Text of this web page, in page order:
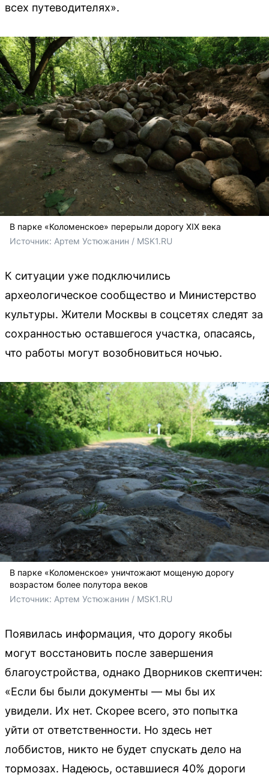
всех путеводителях».
В парке «Коломенское» перерыли дорогу XIX века
Источник: Артем Устюжанин / MSK1.RU
К ситуации уже подключились
археологическое сообщество и Министерство
культуры. Жители Москвы в соцсетях следят за
сохранностью оставшегося участка, опасаясь,
что работы могут возобновиться ночью.
В парке «Коломенское» уничтожают мощеную дорогу
возрастом более полутора веков
Источник: Артем Устюжанин / MSK1.RU
Появилась информация, что дорогу якобы
могут восстановить после завершения
благоустройства, однако Дворников скептичен:
«Если бы были документы — мы бы их
увидели. Их нет. Скорее всего, это попытка
уйти от ответственности. Но здесь нет
лоббистов, никто не будет спускать дело на
тормозах. Надеюсь, оставшиеся 40% дороги